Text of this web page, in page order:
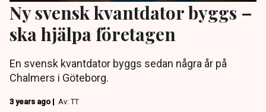
Ny svensk kvantdator byggs –
ska hjälpa företagen
En svensk kvantdator byggs sedan några år på
Chalmers i Göteborg.
3 years ago | Av: TT